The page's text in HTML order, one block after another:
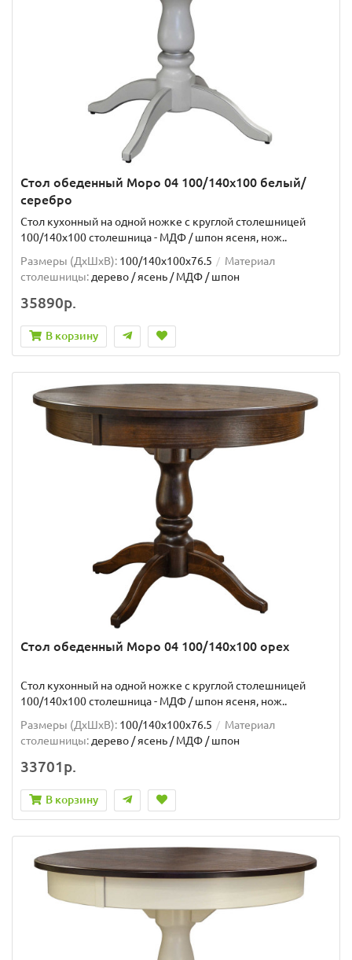
Стол обеденный Моро 04 100/140х100 белый/
серебро
Стол кухонный на одной ножке с круглой столешницей
100/140х100 столешница - МДФ / шпон ясеня, нож..
Размеры (ДхШxВ): 100/140х100х76.5
Материал
столешницы:дерево / ясень / МДФ / шпон
35890р.
В корзину
Стол обеденный Моро 04 100/140х100 орех
Стол кухонный на одной ножке с круглой столешницей
100/140х100 столешница - МДФ / шпон ясеня, нож..
Размеры (ДхШxВ): 100/140х100х76.5
Материал
столешницы: дерево / ясень / МДФ / шпон
33701р.
В корзину